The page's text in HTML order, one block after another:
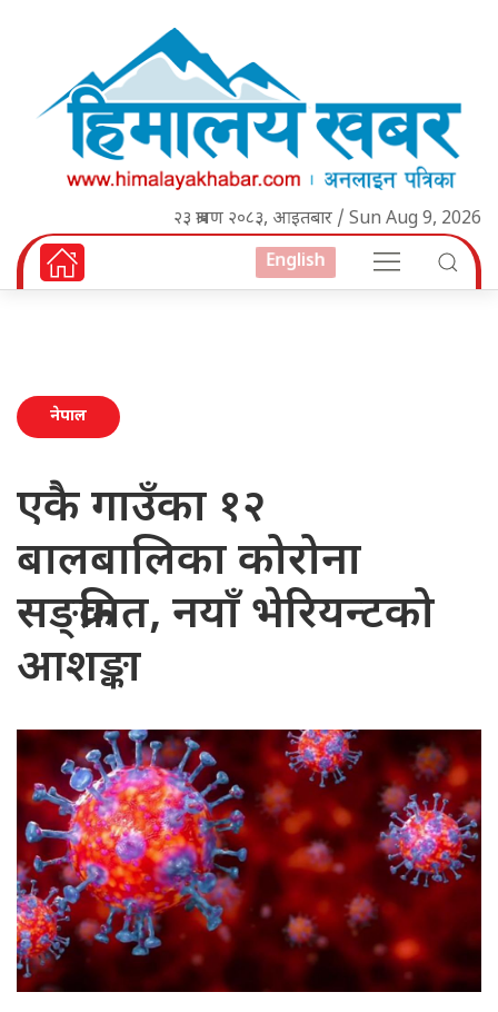
२३ श्रावण २०८३, आइतबार / Sun Aug 9, 2026
English
नेपाल
एकै गाउँका १२
बालबालिका कोरोना
सङ्क्रमित, नयाँ भेरियन्टको
आशङ्का